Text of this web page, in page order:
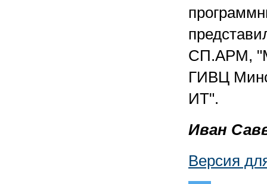
СП.АРМ,
ГИВЦ
ИТ".
Иван
Версия